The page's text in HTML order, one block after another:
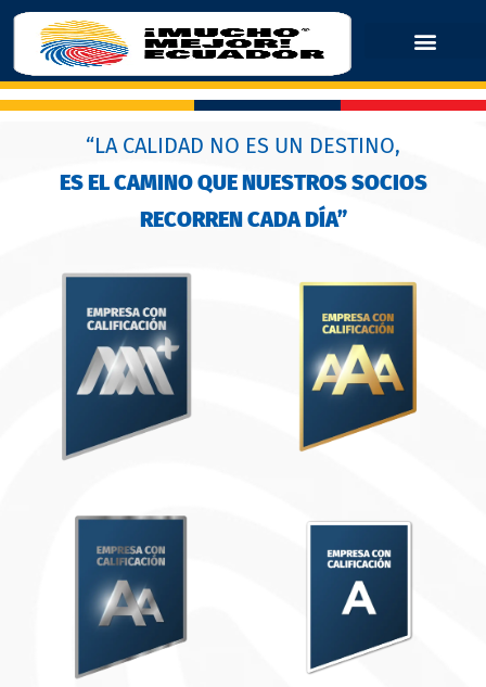
“LA CALIDAD NO ES UN DESTINO,
ES EL CAMINO QUE NUESTROS SOCIOS
RECORREN CADA DÍA”